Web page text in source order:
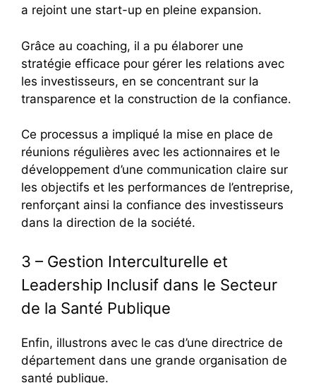
a rejoint une start-up en pleine expansion.
Grâce au coaching, il a pu élaborer une
stratégie efficace pour gérer les relations avec
les investisseurs, en se concentrant sur la
transparence et la construction de la confiance.
Ce processus a impliqué la mise en place de
réunions régulières avec les actionnaires et le
développement d’une communication claire sur
les objectifs et les performances de l’entreprise,
renforçant ainsi la confiance des investisseurs
dans la direction de la société.
3 – Gestion Interculturelle et
Leadership Inclusif dans le Secteur
de la Santé Publique
Enfin, illustrons avec le cas d’une directrice de
département dans une grande organisation de
santé publique.